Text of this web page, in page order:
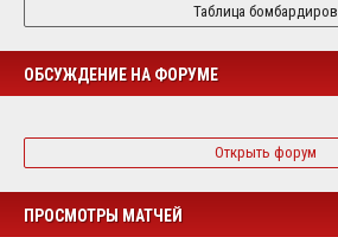
Таблица бомбардиров
ОБСУЖДЕНИЕ НА ФОРУМЕ
Открыть форум
ПРОСМОТРЫ МАТЧЕЙ